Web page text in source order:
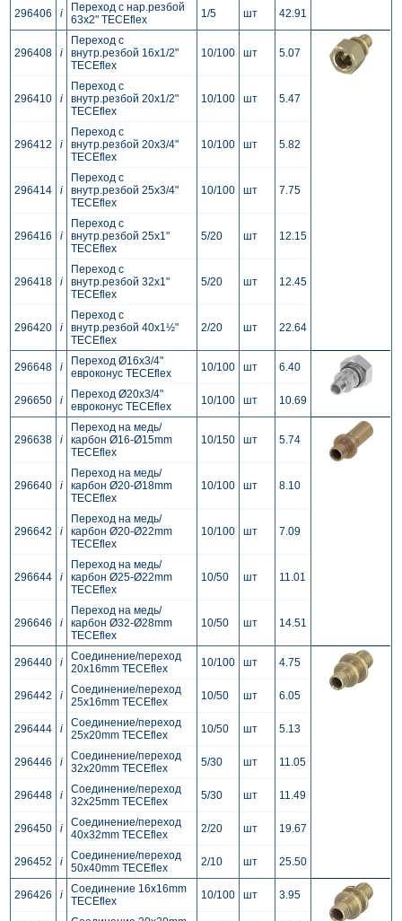
296406 i
Переход с нар.резбой
63x2" TECEflex
1/5 шт 42.91
296408 i
Переход с
внутр.резбой 16x1/2"
TECEflex
10/100 шт 5.07
296410 i
Переход с
внутр.резбой 20x1/2"
TECEflex
10/100 шт 5.47
296412 i
Переход с
внутр.резбой 20x3/4"
TECEflex
10/100 шт 5.82
296414 i
Переход с
внутр.резбой 25x3/4"
TECEflex
10/100 шт 7.75
296416 i
Переход с
внутр.резбой 25x1"
TECEflex
5/20 шт 12.15
296418 i
Переход с
внутр.резбой 32x1"
TECEflex
5/20 шт 12.45
296420 i
Переход с
внутр.резбой 40x1½"
TECEflex
2/20 шт 22.64
296648 i
Переход Ø16x3/4"
евроконус TECEflex
10/100 шт 6.40
296650 i
Переход Ø20x3/4"
евроконус TECEflex
10/100 шт 10.69
296638 i
Переход на медь/
карбон Ø16-Ø15mm
TECEflex
10/150 шт 5.74
296640 i
Переход на медь/
карбон Ø20-Ø18mm
TECEflex
10/100 шт 8.10
296642 i
Переход на медь/
карбон Ø20-Ø22mm
TECEflex
10/100 шт 7.09
296644 i
Переход на медь/
карбон Ø25-Ø22mm
TECEflex
10/50 шт 11.01
296646 i
Переход на медь/
карбон Ø32-Ø28mm
TECEflex
10/50 шт 14.51
296440 i
Соединение/переход
20x16mm TECEflex
10/100 шт 4.75
296442 i
Соединение/переход
25x16mm TECEflex
10/50 шт 6.05
296444 i
Соединение/переход
25x20mm TECEflex
10/50 шт 5.13
296446 i
Соединение/переход
32x20mm TECEflex
5/30 шт 11.05
296448 i
Соединение/переход
32x25mm TECEflex
5/30 шт 11.49
296450 i
Соединение/переход
40x32mm TECEflex
2/20 шт 19.67
296452 i
Соединение/переход
50x40mm TECEflex
2/10 шт 25.50
296426 i
Соединение 16x16mm
TECEflex
10/100 шт 3.95